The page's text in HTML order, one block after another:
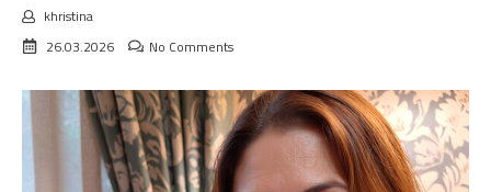
khristina
26.03.2026
No Comments